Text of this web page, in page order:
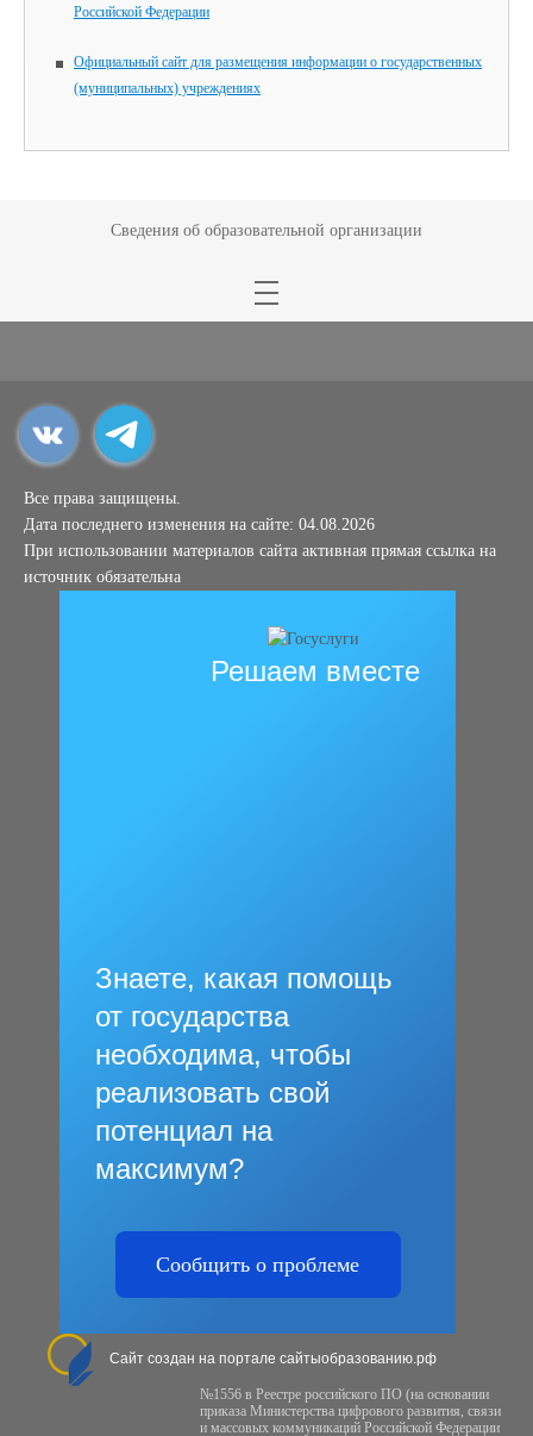
Российской Федерации
Официальный сайт для размещения информации о государственных
(муниципальных) учреждениях
Сведения об образовательной организации
Все права защищены.
Дата последнего изменения на сайте: 04.08.2026
При использовании материалов сайта активная прямая ссылка на
источник обязательна
Решаем вместе
Знаете, какая помощь
от государства
необходима, чтобы
реализовать свой
потенциал на
максимум?
Сообщить о проблеме
Сайт создан на портале сайтыобразованию.рф
№1556 в Реестре российского ПО (на основании
приказа Министерства цифрового развития, связи
и массовых коммуникаций Российской Федерации